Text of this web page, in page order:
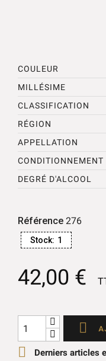
COULEUR
MILLÉSIME
CLASSIFICATION
RÉGION
APPELLATION
CONDITIONNEMENT
DEGRÉ D'ALCOOL
Référence 276
Stock: 1
42,00 €

 Derniers articles